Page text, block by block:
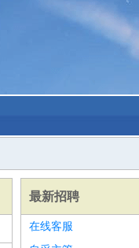
最新招聘
在线客服